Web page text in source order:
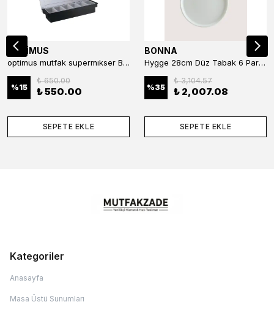
OPTİMUS
optimus mutfak supermıkser Bar Konteyner 6'lı 50×16×9 cm Kapaklı Polikarbon Organizer Bar & Kafe
%15
₺ 650.00
₺ 550.00
SEPETE EKLE
BONNA
Hygge 28cm Düz Tabak 6 Parça
%35
₺ 3,104.57
₺ 2,007.08
SEPETE EKLE
Kategoriler
Anasayfa
Masa Üstü Sunumları